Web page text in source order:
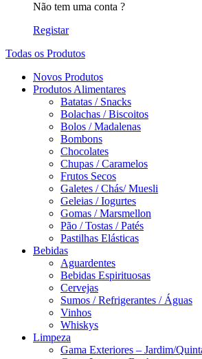
Não tem uma conta ?
Registar
Todas os Produtos
Novos Produtos
Produtos Alimentares
Batatas / Snacks
Bolachas / Biscoitos
Bolos / Madalenas
Bombons
Chocolates
Chupas / Caramelos
Frutos Secos
Galetes / Chás/ Muesli
Geleias / Iogurtes
Gomas / Marsmellon
Pão / Tostas / Patés
Pastilhas Elásticas
Bebidas
Aguardentes
Bebidas Espirituosas
Cervejas
Sumos / Refrigerantes / Águas
Vinhos
Whiskys
Limpeza
Gama Exteriores – Jardim/